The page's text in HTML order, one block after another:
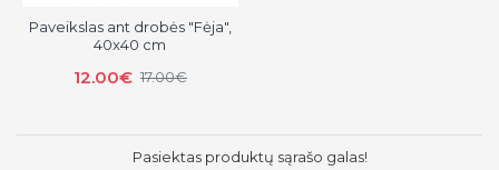
Paveikslas ant drobės "Fėja",
40x40 cm
12.00€ 17.00€
Pasiektas produktų sąrašo galas!